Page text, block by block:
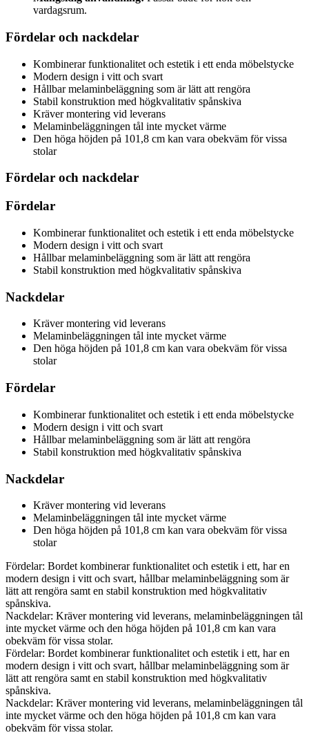
vardagsrum.
Fördelar och nackdelar
Kombinerar funktionalitet och estetik i ett enda möbelstycke
Modern design i vitt och svart
Hållbar melaminbeläggning som är lätt att rengöra
Stabil konstruktion med högkvalitativ spånskiva
Kräver montering vid leverans
Melaminbeläggningen tål inte mycket värme
Den höga höjden på 101,8 cm kan vara obekväm för vissa
stolar
Fördelar och nackdelar
Fördelar
Kombinerar funktionalitet och estetik i ett enda möbelstycke
Modern design i vitt och svart
Hållbar melaminbeläggning som är lätt att rengöra
Stabil konstruktion med högkvalitativ spånskiva
Nackdelar
Kräver montering vid leverans
Melaminbeläggningen tål inte mycket värme
Den höga höjden på 101,8 cm kan vara obekväm för vissa
stolar
Fördelar
Kombinerar funktionalitet och estetik i ett enda möbelstycke
Modern design i vitt och svart
Hållbar melaminbeläggning som är lätt att rengöra
Stabil konstruktion med högkvalitativ spånskiva
Nackdelar
Kräver montering vid leverans
Melaminbeläggningen tål inte mycket värme
Den höga höjden på 101,8 cm kan vara obekväm för vissa
stolar
Fördelar: Bordet kombinerar funktionalitet och estetik i ett, har en
modern design i vitt och svart, hållbar melaminbeläggning som är
lätt att rengöra samt en stabil konstruktion med högkvalitativ
spånskiva.
Nackdelar: Kräver montering vid leverans, melaminbeläggningen tål
inte mycket värme och den höga höjden på 101,8 cm kan vara
obekväm för vissa stolar.
Fördelar: Bordet kombinerar funktionalitet och estetik i ett, har en
modern design i vitt och svart, hållbar melaminbeläggning som är
lätt att rengöra samt en stabil konstruktion med högkvalitativ
spånskiva.
Nackdelar: Kräver montering vid leverans, melaminbeläggningen tål
inte mycket värme och den höga höjden på 101,8 cm kan vara
obekväm för vissa stolar.